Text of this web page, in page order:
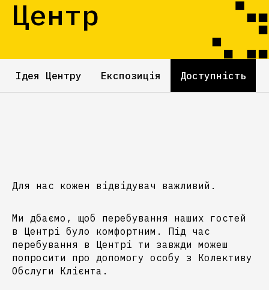
Центр
Ідея Центру Експозиція Доступність
Для нас кожен відвідувач важливий.
Ми дбаємо, щоб перебування наших гостей
в Центрі було комфортним. Під час
перебування в Центрі ти завжди можеш
попросити про допомогу особу з Колективу
Обслуги Клієнта.